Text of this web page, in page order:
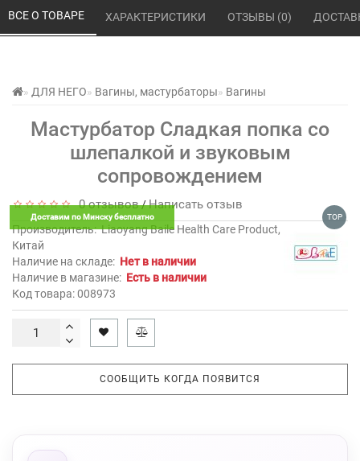
ДЛЯ НЕГО Вагины, мастурбаторы Вагины
Мастурбатор Сладкая попка со
шлепалкой и звуковым
сопровождением
ВСЕ О ТОВАРЕ ХАРАКТЕРИСТИКИ ОТЗЫВЫ (0)
Доставим по Минску бесплатно TOP
0 отзывов/Написать отзыв
Производитель: Liaoyang Baile Health Care Product,
Китай
Наличие на складе: Нет в наличии
Наличие в магазине: Есть в наличии
Код товара: 008973
СООБЩИТЬ КОГДА ПОЯВИТСЯ